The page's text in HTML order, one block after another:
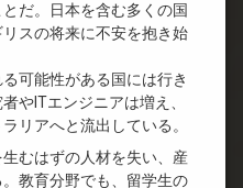
だ。日本を含む多くの国
スの将来に不安を抱き始
可能性がある国には行き
やITエンジニアは増え、
リアへと流出している。
むはずの人材を失い、産
教育分野でも、留学生の